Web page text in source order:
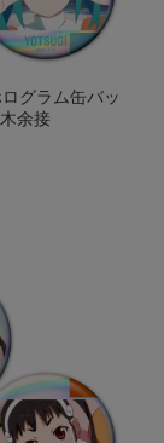
グラム缶バッ
余接